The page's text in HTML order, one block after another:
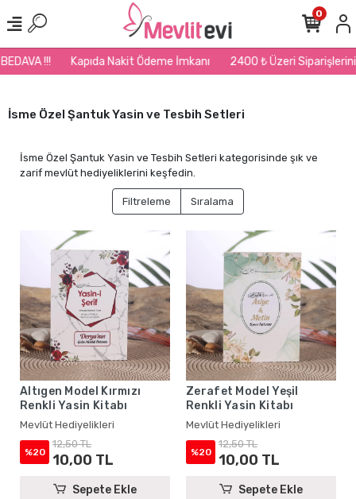
Kapıda Nakit Ödeme İmkanı 2400 ₺ Üzeri Siparişlerinizde Kargo
0
İsme Özel Şantuk Yasin ve Tesbih Setleri
İsme Özel Şantuk Yasin ve Tesbih Setleri kategorisinde şık ve
zarif mevlüt hediyeliklerini keşfedin.
Filtreleme Sıralama
Altıgen Model Kırmızı
Renkli Yasin Kitabı
Mevlüt Hediyelikleri
%20
12,50 TL
10,00 TL
Sepete Ekle
Zerafet Model Yeşil
Renkli Yasin Kitabı
Mevlüt Hediyelikleri
%20
12,50 TL
10,00 TL
Sepete Ekle